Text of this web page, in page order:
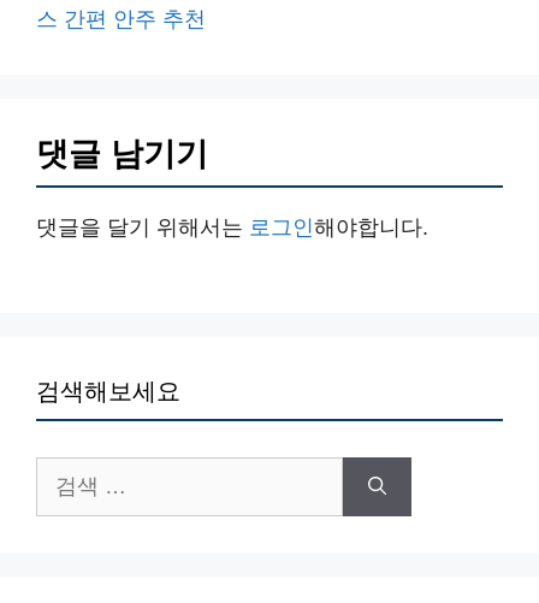
스 간편 안주 추천
댓글 남기기
댓글을 달기 위해서는 로그인해야합니다.
검색해보세요
색: